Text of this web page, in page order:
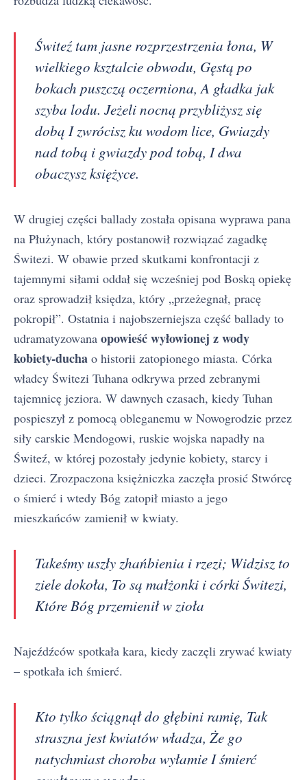
Świteź tam jasne rozprzestrzenia łona, W
wielkiego ksztalcie obwodu, Gęstą po
bokach puszczą oczerniona, A gładka jak
szyba lodu. Jeżeli nocną przybliżysz się
dobą I zwrócisz ku wodom lice, Gwiazdy
nad tobą i gwiazdy pod tobą, I dwa
obaczysz księżyce.
W drugiej części ballady została opisana wyprawa pana
na Płużynach, który postanowił rozwiązać zagadkę
Świtezi. W obawie przed skutkami konfrontacji z
tajemnymi siłami oddał się wcześniej pod Boską opiekę
oraz sprowadził księdza, który „przeżegnał, pracę
pokropił”. Ostatnia i najobszerniejsza część ballady to
udramatyzowana opowieść wyłowionej z wody
kobiety-ducha o historii zatopionego miasta. Córka
władcy Świtezi Tuhana odkrywa przed zebranymi
tajemnicę jeziora. W dawnych czasach, kiedy Tuhan
pospieszył z pomocą obleganemu w Nowogrodzie przez
siły carskie Mendogowi, ruskie wojska napadły na
Świteź, w której pozostały jedynie kobiety, starcy i
dzieci. Zrozpaczona księżniczka zaczęła prosić Stwórcę
o śmierć i wtedy Bóg zatopił miasto a jego
mieszkańców zamienił w kwiaty.
Takeśmy uszły zhańbienia i rzezi; Widzisz to
ziele dokoła, To są małżonki i córki Świtezi,
Które Bóg przemienił w zioła
Najeźdźców spotkała kara, kiedy zaczęli zrywać kwiaty
– spotkała ich śmierć.
Kto tylko ściągnął do głębini ramię, Tak
straszna jest kwiatów władza, Że go
natychmiast choroba wyłamie I śmierć